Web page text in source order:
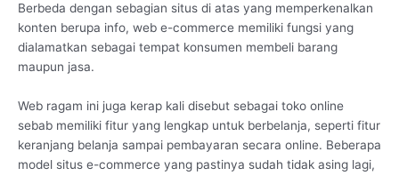
Berbeda dengan sebagian situs di atas yang memperkenalkan
konten berupa info, web e-commerce memiliki fungsi yang
dialamatkan sebagai tempat konsumen membeli barang
maupun jasa.
Web ragam ini juga kerap kali disebut sebagai toko online
sebab memiliki fitur yang lengkap untuk berbelanja, seperti fitur
keranjang belanja sampai pembayaran secara online. Beberapa
model situs e-commerce yang pastinya sudah tidak asing lagi,